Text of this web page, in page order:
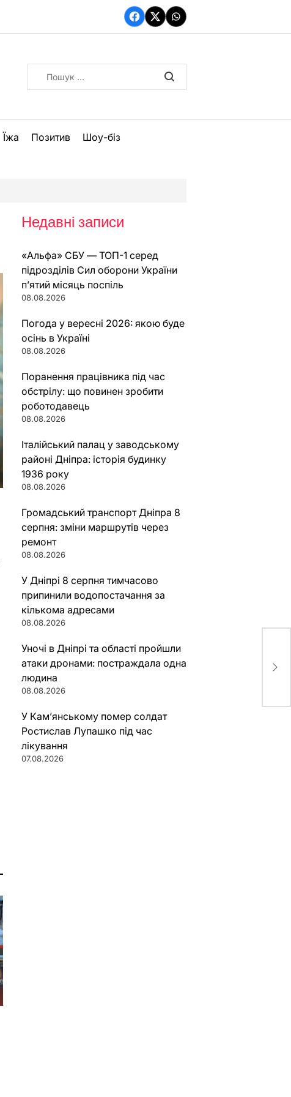
Facebook
TwitterWhatsApp
Їжа Позитив Шоу-біз
Недавні записи
«Альфа» СБУ — ТОП-1 серед
підрозділів Сил оборони України
п’ятий місяць поспіль
08.08.2026
Погода у вересні 2026: якою буде
осінь в Україні
08.08.2026
Поранення працівника під час
обстрілу: що повинен зробити
роботодавець
08.08.2026
Італійський палац у заводському
районі Дніпра: історія будинку
1936 року
08.08.2026
Громадський транспорт Дніпра 8
серпня: зміни маршрутів через
ремонт
08.08.2026
У Дніпрі 8 серпня тимчасово
припинили водопостачання за
кількома адресами
08.08.2026
Уночі в Дніпрі та області пройшли
атаки дронами: постраждала одна
людина
08.08.2026
У Кам’янському помер солдат
Ростислав Лупашко під час
лікування
07.08.2026